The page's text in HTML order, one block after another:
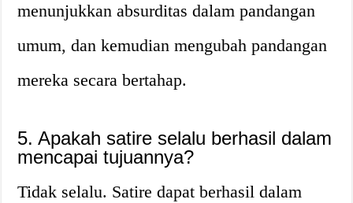
menunjukkan absurditas dalam pandangan
umum, dan kemudian mengubah pandangan
mereka secara bertahap.
5. Apakah satire selalu berhasil dalam
mencapai tujuannya?
Tidak selalu. Satire dapat berhasil dalam